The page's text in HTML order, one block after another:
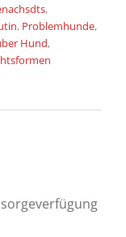
,
, Problemhunde,
Hund,